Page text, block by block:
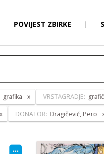
POVIJEST ZBIRKE |
grafika VRSTAGRADJE:
DONATOR: Dragičević, Pero